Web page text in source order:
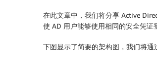
在此文章中，我们将分享 Active
使 AD 用户能够使用相同的安全凭证
下图显示了简要的架构图，我们将通